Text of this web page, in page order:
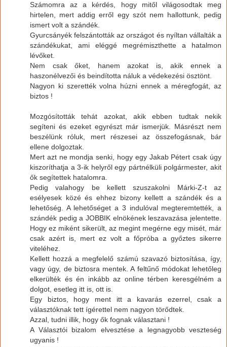
Számomra az a kérdés, hogy mitől világosodtak meg
hirtelen, mert addig erről egy szót nem hallottunk, pedig
ismert volt a szándék.
Gyurcsányék felszántották az országot és nyíltan vállalták a
szándékukat, ami eléggé megrémiszthette a hatalmon
lévőket.
Nem csak őket, hanem azokat is, akik ennek a
haszonélvezői és beindította náluk a védekezési ösztönt.
Nagyon ki szerették volna húzni ennek a méregfogát, az
biztos !
Mozgósították tehát azokat, akik ebben tudtak nekik
segíteni és ezeket egyrészt már ismerjük. Másrészt nem
beszélünk róluk, mert részesei az összefogásnak, bár
ellene dolgoztak.
Mert azt ne mondja senki, hogy egy Jakab Pétert csak úgy
kiszoríthatja a 3-ik helyről egy pártnélküli polgármester, akit
ők segítettek hatalomra.
Pedig valahogy be kellett szuszakolni Márki-Z-t az
esélyesek közé és ehhez bizony kellett a szándék és a
lehetőség. A lehetőséget a 3 indulóval megteremtették, a
szándék pedig a JOBBIK elnökének leszavazása jelentette.
Hogy ez miként sikerült, az megint megérne egy misét, már
csak azért is, mert ez volt a főpróba a győztes sikerre
viteléhez.
Kellett hozzá a megfelelő számú szavazó biztosítása, így,
vagy úgy, de biztosra mentek. A feltűnő módokat lehetőleg
elkerülték és én inkább az online térben keresgélném a
dolgot, esetleg itt is, ott is.
Egy biztos, hogy ment itt a kavarás ezerrel, csak a
választóknak tett ígérettel nem nagyon törődtek.
Azzal, tudni illik, hogy ők fognak választani !
A Választói bizalom elvesztése a legnagyobb veszteség
ugyanis !